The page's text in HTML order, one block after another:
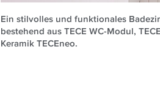
Ein stilvolles und funktionales
bestehend aus TECE WC-Modul,
Keramik TECEneo.